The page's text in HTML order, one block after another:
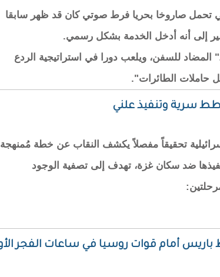
إتش-6" وهي تحمل صاروخا بحريا فرط صوتي كان قد ظهر سابقا
إلى أنه أدخل الخدمة بشكل رسمي.
والصاروخ هو "كيه دي-21" المضاد للسفن، ويلعب دورا في استراتيجية الردع
حاملات الطائرات".
سرية وتنفيذ علني
“972+” الإسرائيلية تحقيقاً مفصلاً يكشف النقاب عن خطة مُمنهجة
ضد سكان غزة، تهدف إلى تصفية الوجود